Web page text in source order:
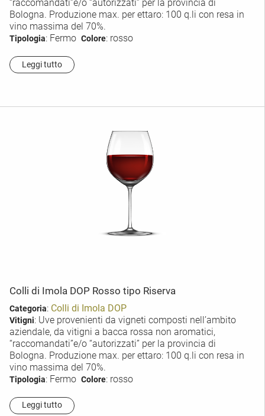
“raccomandati”e/o “autorizzati” per la provincia di
Bologna. Produzione max. per ettaro: 100 q.li con resa in
vino massima del 70%.
Tipologia: Fermo Colore: rosso
Leggi tutto
Colli di Imola DOP Rosso tipo Riserva
Categoria: Colli di Imola DOP
Vitigni: Uve provenienti da vigneti composti nell’ambito
aziendale, da vitigni a bacca rossa non aromatici,
“raccomandati”e/o “autorizzati” per la provincia di
Bologna. Produzione max. per ettaro: 100 q.li con resa in
vino massima del 70%.
Tipologia: Fermo Colore: rosso
Leggi tutto